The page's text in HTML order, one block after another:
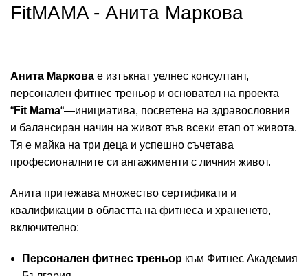
FitMAMA - Анита Маркова
Анита Маркова е изтъкнат уелнес консултант,
персонален фитнес треньор и основател на проекта
“Fit Mama“—инициатива, посветена на здравословния
и балансиран начин на живот във всеки етап от живота.
Тя е майка на три деца и успешно съчетава
професионалните си ангажименти с личния живот.
Анита притежава множество сертификати и
квалификации в областта на фитнеса и храненето,
включително:
Персонален фитнес треньор към Фитнес Академия